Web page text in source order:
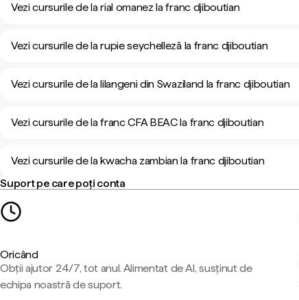
Vezi cursurile de la rial omanez la franc djiboutian
Vezi cursurile de la rupie seychelleză la franc djiboutian
Vezi cursurile de la lilangeni din Swaziland la franc djiboutian
Vezi cursurile de la franc CFA BEAC la franc djiboutian
Vezi cursurile de la kwacha zambian la franc djiboutian
Suport pe care poți conta
Oricând
Obții ajutor 24/7, tot anul. Alimentat de AI, susținut de
echipa noastră de suport.